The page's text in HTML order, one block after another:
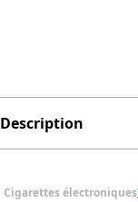
Description
Cigarettes électroniques